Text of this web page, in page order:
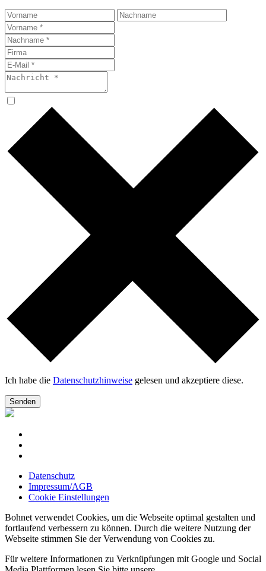
Ich habe die Datenschutzhinweise gelesen und akzeptiere diese.
Senden
Datenschutz
Impressum/AGB
Cookie Einstellungen
Bohnet verwendet Cookies, um die Webseite optimal gestalten und
fortlaufend verbessern zu können. Durch die weitere Nutzung der
Webseite stimmen Sie der Verwendung von Cookies zu.
Für weitere Informationen zu Verknüpfungen mit Google und Social